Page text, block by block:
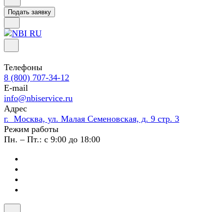
Подать заявку
Телефоны
8 (800) 707-34-12
E-mail
info@nbiservice.ru
Адрес
г. Москва, ул. Малая Семеновская, д. 9 стр. 3
Режим работы
Пн. – Пт.: с 9:00 до 18:00